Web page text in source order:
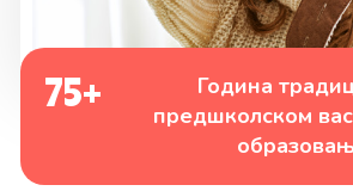
75+
Година
предшколском